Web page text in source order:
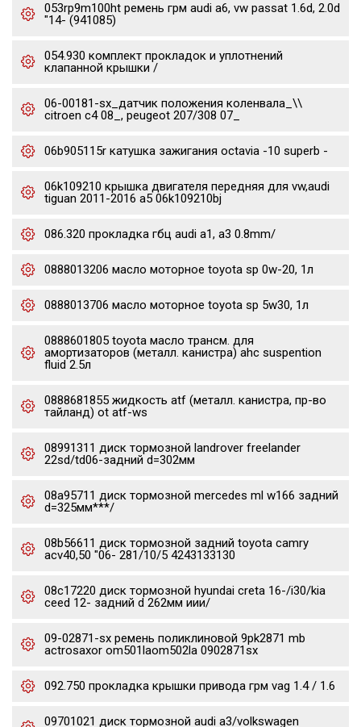
053rp9m100ht ремень грм audi a6, vw passat 1.6d, 2.0d
"14- (941085)
054.930 комплект прокладок и уплотнений
клапанной крышки /
06-00181-sx_датчик положения коленвала_\\
citroen c4 08_, peugeot 207/308 07_
06b905115r катушка зажигания octavia -10 superb -
06k109210 крышка двигателя передняя для vw,audi
tiguan 2011-2016 a5 06k109210bj
086.320 прокладка гбц audi a1, a3 0.8mm/
0888013206 масло моторное toyota sp 0w-20, 1л
0888013706 масло моторное toyota sp 5w30, 1л
0888601805 toyota масло трансм. для
амортизаторов (металл. канистра) ahc suspention
fluid 2.5л
0888681855 жидкость atf (металл. канистра, пр-во
тайланд) ot atf-ws
08991311 диск тормозной landrover freelander
22sd/td06-задний d=302мм
08a95711 диск тормозной mercedes ml w166 задний
d=325мм***/
08b56611 диск тормозной задний toyota camry
acv40,50 "06- 281/10/5 4243133130
08c17220 диск тормозной hyundai creta 16-/i30/kia
ceed 12- задний d 262мм иии/
09-02871-sx ремень поликлиновой 9pk2871 mb
actrosaxor om501laom502la 0902871sx
092.750 прокладка крышки привода грм vag 1.4 / 1.6
09701021 диск тормозной audi a3/volkswagen